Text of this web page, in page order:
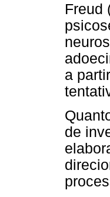
Freud
a
de